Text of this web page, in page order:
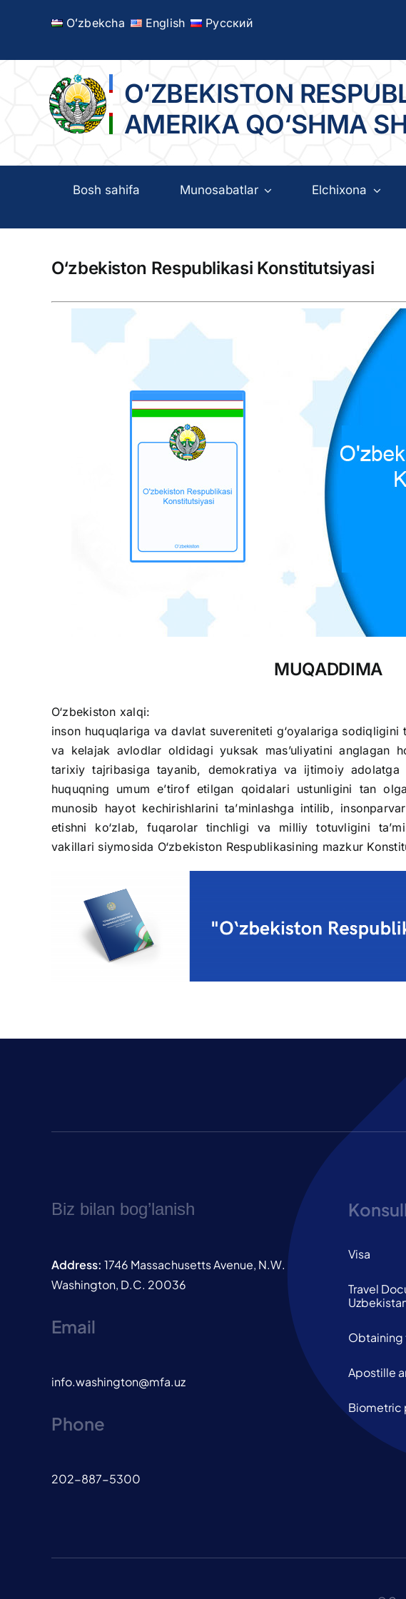
Oʻzbekcha English Русский
O‘ZBEKISTON
AMERIKA QO‘SHMA
Bosh sahifa Munosabatlar Elchixona
O‘zbekiston Respublikasi Konstitutsiyasi
MUQADDIMA
O‘zbekiston xalqi:
inson huquqlariga va davlat suvereniteti g‘oyalariga
va kelajak avlodlar oldidagi yuksak mas’uliyatini anglagan
tarixiy tajribasiga tayanib, demokratiya va ijtimoiy
huquqning umum e’tirof etilgan qoidalari ustunligini tan
munosib hayot kechirishlarini ta’minlashga intilib,
etishni ko‘zlab, fuqarolar tinchligi va milliy totuvligini
vakillari siymosida O‘zbekiston Respublikasining mazkur
Biz bilan bog’lanish
Address: 1746 Massachusetts Avenue, N.W.
Washington, D.C. 20036
Email
info.washington@mfa.uz
Phone
202-887-5300
Visa
Travel
Obtaining
Apostille
Biometric